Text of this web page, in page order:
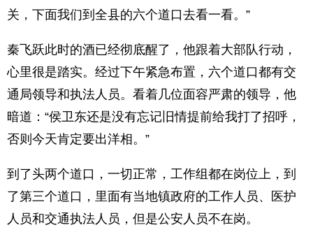
关，下面我们到全县的六个道口去看一看。”
秦飞跃此时的酒已经彻底醒了，他跟着大部队行动，
心里很是踏实。经过下午紧急布置，六个道口都有交
通局领导和执法人员。看着几位面容严肃的领导，他
暗道：“侯卫东还是没有忘记旧情提前给我打了招呼，
否则今天肯定要出洋相。”
到了头两个道口，一切正常，工作组都在岗位上，到
了第三个道口，里面有当地镇政府的工作人员、医护
人员和交通执法人员，但是公安人员不在岗。